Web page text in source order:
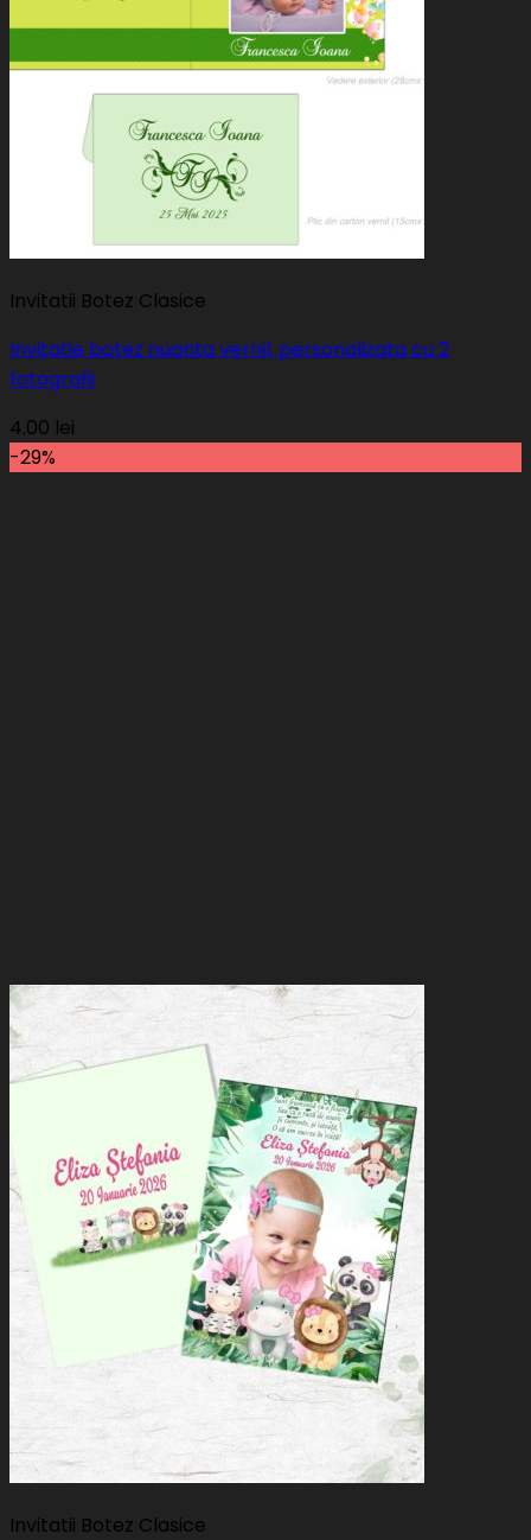
Invitatii Botez Clasice
Invitatie botez nuanta vernil, personalizata cu 2
fotografii
4.00 lei
-29%
Invitatii Botez Clasice